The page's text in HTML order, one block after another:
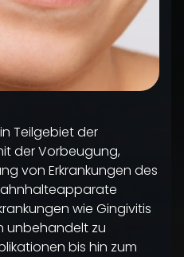
Teilgebiet der
der Vorbeugung,
von Erkrankungen des
wie Gingivitis
unbehandelt zu
bis hin zum